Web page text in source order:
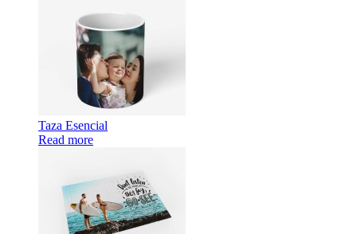
Taza Esencial
Read more